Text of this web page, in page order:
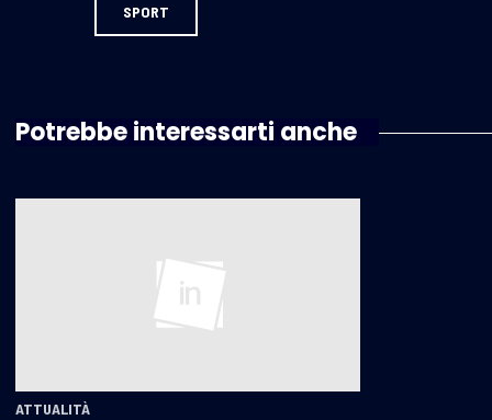
SPORT
Potrebbe interessarti anche
ATTUALITÀ